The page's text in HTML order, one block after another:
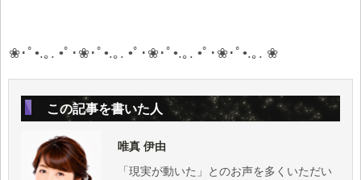
❀･ﾟ •.｡ . •ﾟ･ ❀･ﾟ •.｡ . •ﾟ･ ❀･ﾟ •.｡ . •ﾟ･ ❀･ﾟ •.｡ . ❀
この記事を書いた人
唯真 伊由
「現実が動いた」とのお声を多くいただい